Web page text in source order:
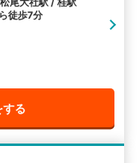
徒歩7分
する